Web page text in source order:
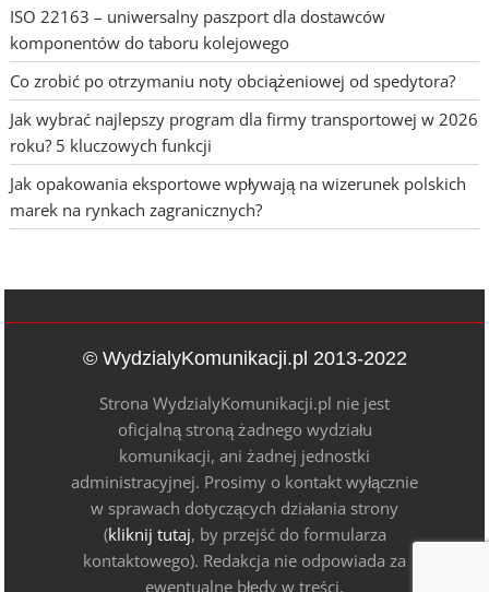
ISO 22163 – uniwersalny paszport dla dostawców
komponentów do taboru kolejowego
Co zrobić po otrzymaniu noty obciążeniowej od spedytora?
Jak wybrać najlepszy program dla firmy transportowej w 2026
roku? 5 kluczowych funkcji
Jak opakowania eksportowe wpływają na wizerunek polskich
marek na rynkach zagranicznych?
© WydzialyKomunikacji.pl 2013-2022
Strona WydzialyKomunikacji.pl nie jest
oficjalną stroną żadnego wydziału
komunikacji, ani żadnej jednostki
administracyjnej. Prosimy o kontakt wyłącznie
w sprawach dotyczących działania strony
(kliknij tutaj, by przejść do formularza
kontaktowego). Redakcja nie odpowiada za
ewentualne błędy w treści.